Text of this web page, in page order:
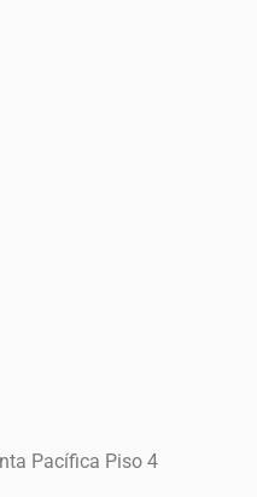
Pacífica Piso 4